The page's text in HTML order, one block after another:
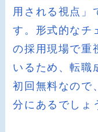
用される視点」
す。形式的なチ
の採用現場で重
いるため、転職
初回無料なので
分にあるでしょ